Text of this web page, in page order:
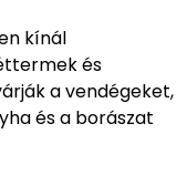
kínál
és
a vendégeket,
és a borászat